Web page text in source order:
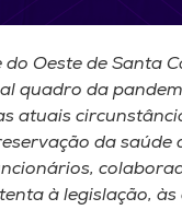
do Oeste de Santa
quadro da
atuais
da saúde
à legislação, às